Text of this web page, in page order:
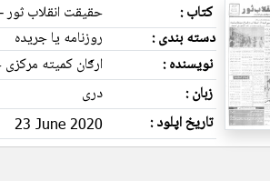
کتاب :
حقیقت انقلاب ثور --
دسته بندی :
روزنامه یا جریده
نویسنده :
ارګان کمیته
زبان :
دری
تاریخ اپلود :
23 June 2020